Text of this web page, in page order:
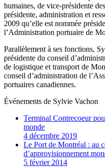
humaines, de vice-présidente
présidente, administration et
2009 qu’elle est nommée
l’Administration portuaire de
Parallèlement à ses fonctions,
présidente du conseil
de logistique et transport de
conseil d’administration de
portuaires canadiennes.
Événements de Sylvie Vachon
Terminal Contrecoeur
monde
4 décembre 2019
Le Port de Montréal : au
d’approvisionnement
5 février 2014